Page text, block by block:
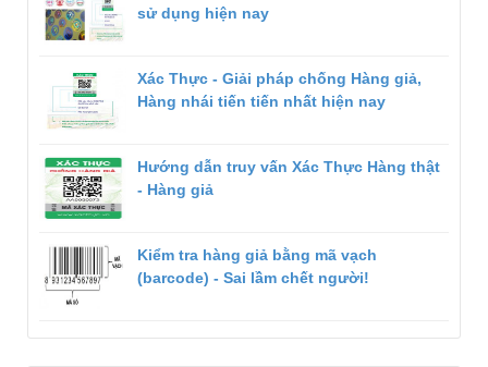
sử dụng hiện nay
Xác Thực - Giải pháp chống Hàng giả,
Hàng nhái tiến tiến nhất hiện nay
Hướng dẫn truy vấn Xác Thực Hàng thật
- Hàng giả
Kiểm tra hàng giả bằng mã vạch
(barcode) - Sai lầm chết người!